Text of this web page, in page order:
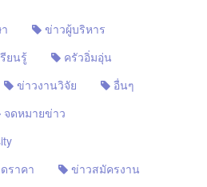
ข่าวผู้บริหาร
ยนรู้
ครัวอิ่มอุ่น
ข่าวงานวิจัย
อื่นๆ
จดหมายข่าว
ราคา
ข่าวสมัครงาน